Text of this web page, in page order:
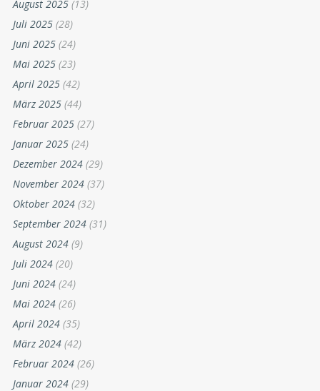
August 2025 (13)
Juli 2025 (28)
Juni 2025 (24)
Mai 2025 (23)
April 2025 (42)
März 2025 (44)
Februar 2025 (27)
Januar 2025 (24)
Dezember 2024 (29)
November 2024 (37)
Oktober 2024 (32)
September 2024 (31)
August 2024 (9)
Juli 2024 (20)
Juni 2024 (24)
Mai 2024 (26)
April 2024 (35)
März 2024 (42)
Februar 2024 (26)
Januar 2024 (29)